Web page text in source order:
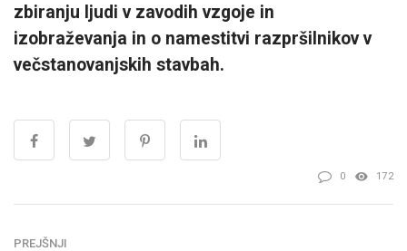
zbiranju ljudi v zavodih vzgoje in
izobraževanja in o namestitvi razpršilnikov v
večstanovanjskih stavbah.
0 172
PREJŠNJI